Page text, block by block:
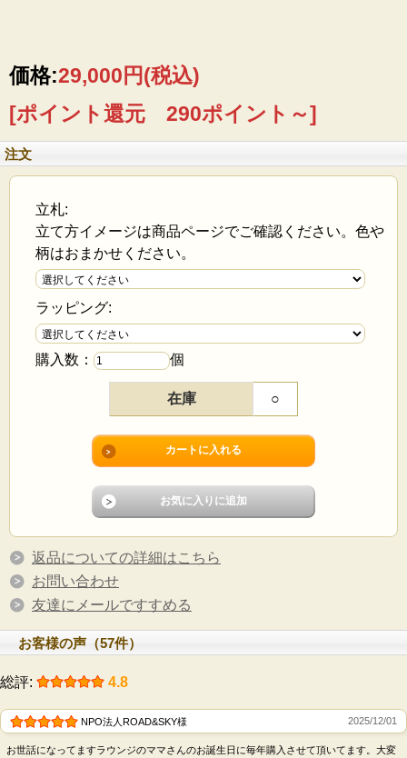
価格:29,000円(税込)
[ポイント還元 290ポイント～]
注文
立札:
立て方イメージは商品ページでご確認ください。色や
柄はおまかせください。
ラッピング:
購入数： 個
在庫 ○
返品についての詳細はこちら
お問い合わせ
友達にメールですすめる
お客様の声（57件）
総評: 4.8
NPO法人ROAD&SKY様 2025/12/01
お世話になってますラウンジのママさんのお誕生日に毎年購入させて頂いてます。大変